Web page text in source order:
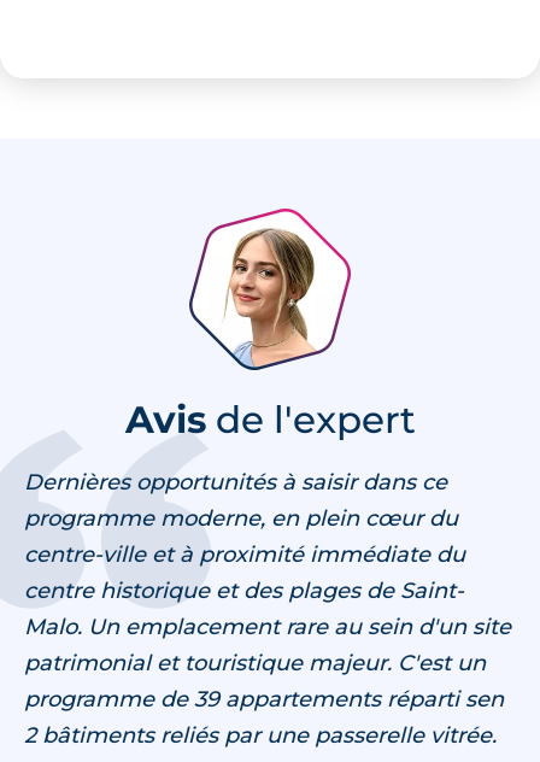
Avisde l'expert
Dernières opportunités à saisir dans ce
programme moderne, en plein cœur du
centre-ville et à proximité immédiate du
centre historique et des plages de Saint-
Malo. Un emplacement rare au sein d'un site
patrimonial et touristique majeur. C'est un
programme de 39 appartements réparti sen
2 bâtiments reliés par une passerelle vitrée.